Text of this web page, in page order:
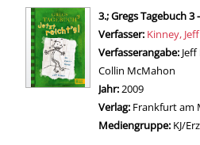
wird in neuem Tab
3.; Gregs Tagebuch 3
Verfasser: Suche
Kinney, Jeff
Verfasserangabe:
Collin McMahon
Jahr: 2009
Verlag: Frankfurt am
Mediengruppe: KJ/